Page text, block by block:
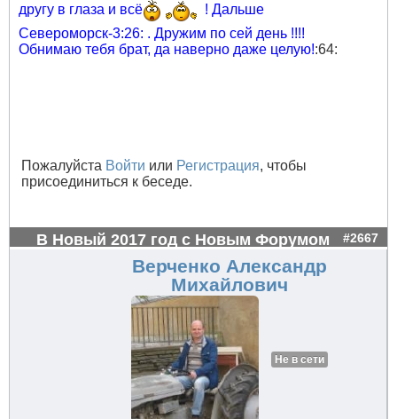
другу в глаза и всё
! Дальше
Североморск-3:26: . Дружим по сей день !!!!
Обнимаю тебя брат, да наверно даже целую!:64:
Пожалуйста Войти или Регистрация, чтобы
присоединиться к беседе.
В Новый 2017 год с Новым Форумом #2667
Верченко Александр
Михайлович
Не в сети